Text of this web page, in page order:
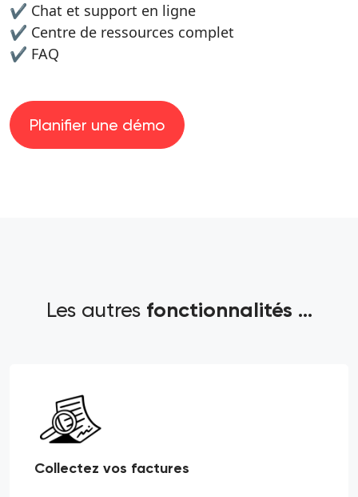
✔️ Chat et support en ligne
✔️ Centre de ressources complet
✔️ FAQ
Planifier une démo
Les autres fonctionnalités ...
Collectez vos factures